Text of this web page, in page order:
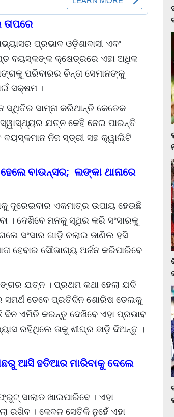
ପ୍ରଭାବ ଓଡ଼ିଶାବାସୀ ଏବଂ
ବୟସ୍କଙ୍କ କ୍ଷେତ୍ରରେ ଏହା ଅଧିକ
ପରିବାରର ଚିନ୍ତା ସେମାନଙ୍କୁ
ସକ୍ଷମ ।
ସାମ୍ନା କରିଥାନ୍ତି କେତେକ
ଯତ୍ନ କେହି ନେଇ ପାରନ୍ତି
ବୟସ୍କମାନ ନିଜ ସ୍ତ୍ରୀ ସହ କ୍ୱାଲିଟି
ବାଉନ୍ସର; ଲଙ୍କା ଥାନାରେ
ଦୂରେଇବାର ଏକମାତ୍ର ଉପାୟ ହେଉଛି
। ଦେଖିବେ ମନକୁ ସ୍ଥିର କରି ସଂସାରକୁ
ସଂସାର ଗାଡ଼ି ଚଲାଇ ଜାଣିଲ ହସି
ହେବାର ସୌଭାଗ୍ୟ ଅର୍ଜନ କରିପାରିବେ
ଯତ୍ନ । ପ୍ରଥମ କଥା ହେଲା ଯଦି
ତେବେ ପ୍ରତିଦିନ ଶୋରିଷ ତେଲକୁ
ଏମିତି କରନ୍ତୁ ଦେଖିବେ ଏହା ପ୍ରଭାବ
ରହିଥିଲେ ତାକୁ ଶୀଘ୍ର ଛାଡ଼ି ଦିଅନ୍ତୁ ।
ପଛରୁ ଆସି ହତିଆର ମାରିବାକୁ ଦେଲେ
ସାଲାଡ ଖାଇପାରିବେ । ଏହା
ରଖିବ । କେବଳ ସେତିକି ନୁହେଁ ଏହା